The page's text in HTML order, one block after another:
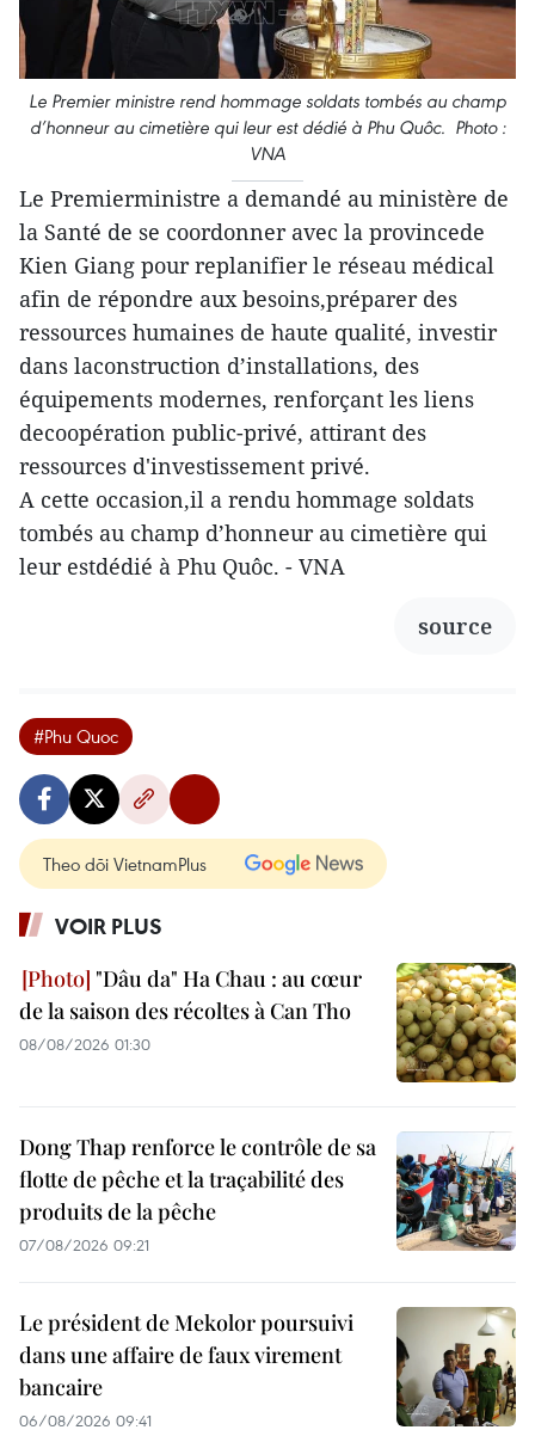
Le Premier ministre rend hommage soldats tombés au champ
d’honneur au cimetière qui leur est dédié à Phu Quôc. Photo :
VNA
Le Premierministre a demandé au ministère de
la Santé de se coordonner avec la provincede
Kien Giang pour replanifier le réseau médical
afin de répondre aux besoins,préparer des
ressources humaines de haute qualité, investir
dans laconstruction d’installations, des
équipements modernes, renforçant les liens
decoopération public-privé, attirant des
ressources d'investissement privé.
A cette occasion,il a rendu hommage soldats
tombés au champ d’honneur au cimetière qui
leur estdédié à Phu Quôc. - VNA
source
#Phu Quoc
Theo dõi VietnamPlus
VOIR PLUS
"Dâu da" Ha Chau : au cœur
de la saison des récoltes à Can Tho
08/08/2026 01:30
Dong Thap renforce le contrôle de sa
flotte de pêche et la traçabilité des
produits de la pêche
07/08/2026 09:21
Le président de Mekolor poursuivi
dans une affaire de faux virement
bancaire
06/08/2026 09:41